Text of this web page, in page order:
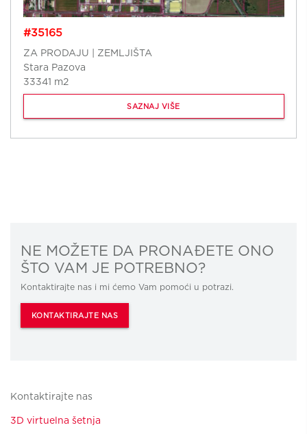
#35165
ZA PRODAJU | ZEMLJIŠTA
Stara Pazova
33341 m2
SAZNAJ VIŠE
NE MOŽETE DA PRONAĐETE ONO
ŠTO VAM JE POTREBNO?
Kontaktirajte nas i mi ćemo Vam pomoći u potrazi.
KONTAKTIRAJTE NAS
Kontaktirajte nas
3D virtuelna šetnja